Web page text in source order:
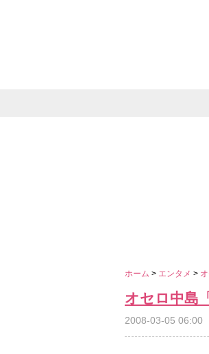
ホーム > エンタメ >
オセロ中島
2008-03-05 06:00